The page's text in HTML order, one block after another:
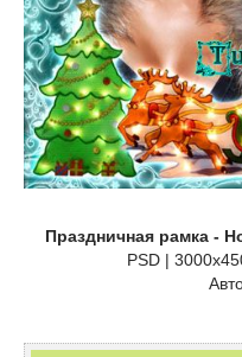
Праздничная рамка -
PSD |